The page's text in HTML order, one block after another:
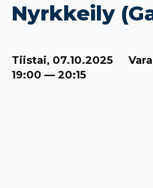
Nyrkkeily
Tiistai, 07.10.2025
19:00 — 20:15